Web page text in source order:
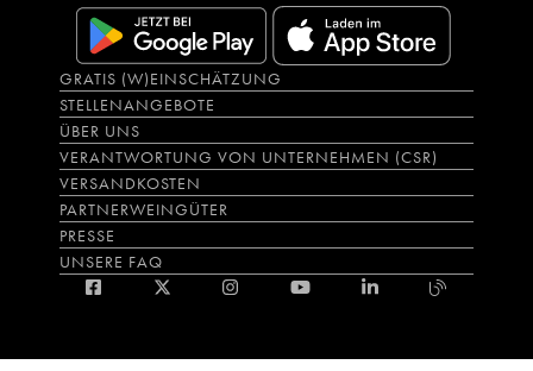
GRATIS (W)EINSCHÄTZUNG
STELLENANGEBOTE
ÜBER UNS
VERANTWORTUNG VON UNTERNEHMEN (CSR)
VERSANDKOSTEN
PARTNERWEINGÜTER
PRESSE
UNSERE FAQ